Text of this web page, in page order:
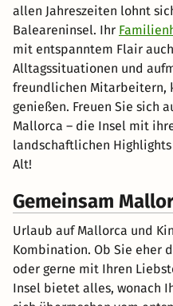
allen Jahreszeiten lohnt
Baleareninsel. Ihr
mit entspanntem Flair
Alltagssituationen und
freundlichen Mitarbeitern,
genießen. Freuen Sie sich
Mallorca – die Insel mit
landschaftlichen Highlights
Alt!
Gemeinsam
Urlaub auf Mallorca und
Kombination. Ob Sie eher
oder gerne mit Ihren
Insel bietet alles, wonach